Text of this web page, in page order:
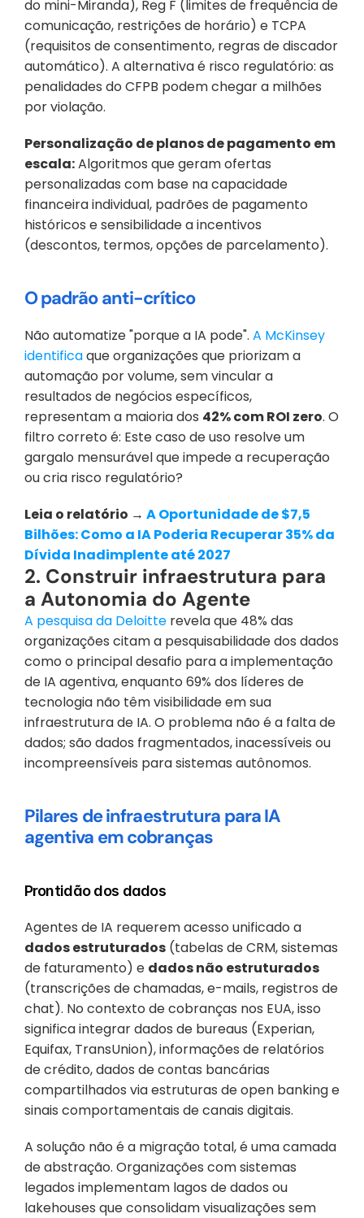
do mini-Miranda), Reg F (limites de frequência de
comunicação, restrições de horário) e TCPA
(requisitos de consentimento, regras de discador
automático). A alternativa é risco regulatório: as
penalidades do CFPB podem chegar a milhões
por violação.
Personalização de planos de pagamento em
escala: Algoritmos que geram ofertas
personalizadas com base na capacidade
financeira individual, padrões de pagamento
históricos e sensibilidade a incentivos
(descontos, termos, opções de parcelamento).
O padrão anti-crítico
Não automatize "porque a IA pode". A McKinsey
identifica que organizações que priorizam a
automação por volume, sem vincular a
resultados de negócios específicos,
representam a maioria dos 42% com ROI zero. O
filtro correto é: Este caso de uso resolve um
gargalo mensurável que impede a recuperação
ou cria risco regulatório?
Leia o relatório → A Oportunidade de $7,5
Bilhões: Como a IA Poderia Recuperar 35% da
Dívida Inadimplente até 2027
2. Construir infraestrutura para
a Autonomia do Agente
A pesquisa da Deloitte revela que 48% das
organizações citam a pesquisabilidade dos dados
como o principal desafio para a implementação
de IA agentiva, enquanto 69% dos líderes de
tecnologia não têm visibilidade em sua
infraestrutura de IA. O problema não é a falta de
dados; são dados fragmentados, inacessíveis ou
incompreensíveis para sistemas autônomos.
Pilares de infraestrutura para IA
agentiva em cobranças
Prontidão dos dados
Agentes de IA requerem acesso unificado a
dados estruturados (tabelas de CRM, sistemas
de faturamento) e dados não estruturados
(transcrições de chamadas, e-mails, registros de
chat). No contexto de cobranças nos EUA, isso
significa integrar dados de bureaus (Experian,
Equifax, TransUnion), informações de relatórios
de crédito, dados de contas bancárias
compartilhados via estruturas de open banking e
sinais comportamentais de canais digitais.
A solução não é a migração total, é uma camada
de abstração. Organizações com sistemas
legados implementam lagos de dados ou
lakehouses que consolidam visualizações sem